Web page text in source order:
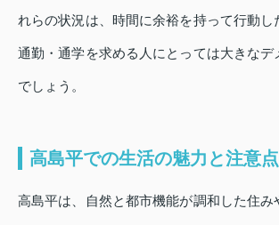
れらの状況は、時間に余裕を持って行動し
通勤・通学を求める人にとっては大きなデ
でしょう。
高島平での生活の魅力と注意点
高島平は、自然と都市機能が調和した住み